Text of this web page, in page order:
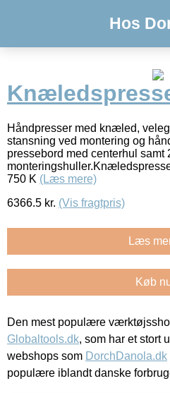
Hos
Håndpresser med knæled,
stansning ved montering og
pressebord med centerhul samt
750 K (Læs mere)
6366.5 kr. (Vis fragtpris)
Læs
Køb
Den mest populære
Globaltools.dk, som har et stort
webshops som DorchDanola.dk
populære iblandt danske